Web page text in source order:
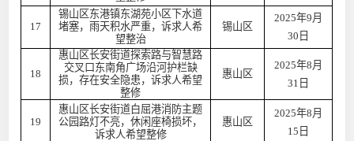
17
锡山区东港镇东湖苑小区下水道
堵塞，雨天积水严重，诉求人希
望整治
锡山区
2025年9月
30日
18
惠山区长安街道探索路与智慧路
交叉口东南角广场沿河护栏缺
损，存在安全隐患，诉求人希望
整修
惠山区
2025年8月
31日
19
惠山区长安街道白屈港消防主题
公园路灯不亮，休闲座椅损坏，
诉求人希望整修
惠山区
2025年8月
15日